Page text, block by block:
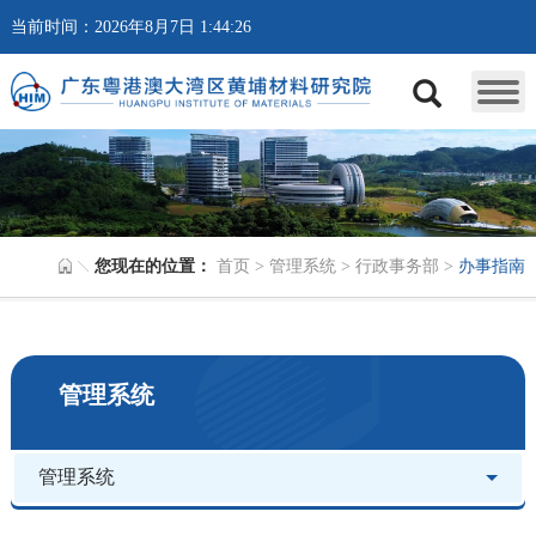
当前时间：2026年8月7日 1:44:26
您现在的位置： 首页 >管理系统 >行政事务部 > 办事指南
管理系统
管理系统